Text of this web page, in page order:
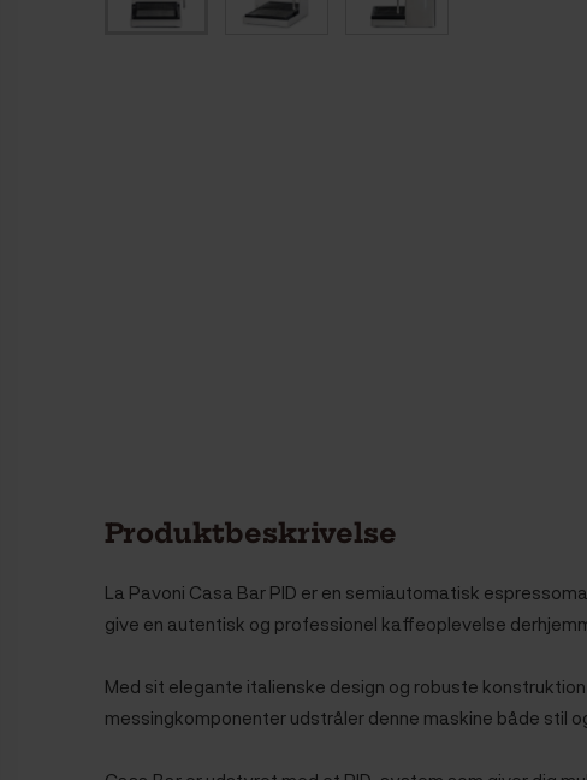
Produktbeskrivelse
La Pavoni Casa Bar PID er en semiautomatisk
give en autentisk og professionel kaffeoplevelse
Med sit elegante italienske design og robuste
messingkomponenter udstråler denne maskine både stil